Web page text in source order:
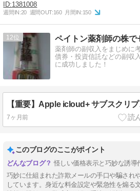
1381008
週間IN:20 週間OUT:160 月間IN:150
12 ペイトン薬剤師の株で
薬剤師の副収入をまじめに
債券・投資信託などの副収
に成功しました！
【重要
7ヶ月前
このブログのここがポイント
怪しい価格表示と巧妙な誘導
巧妙に仕組まれた詐欺メールの手口や騙され
しています。身近な料金設定や緊急性を煽る